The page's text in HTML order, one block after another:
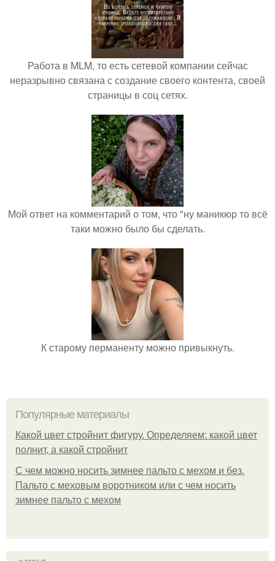
Работа в MLM, то есть сетевой компании сейчас
неразрывно связана с создание своего контента, своей
страницы в соц сетях.
Мой ответ на комментарий о том, что "ну маникюр то всё
таки можно было бы сделать.
К старому перманенту можно привыкнуть.
Популярные материалы
Какой цвет стройнит фигуру. Определяем: какой цвет
полнит, а какой стройнит
C чем можно носить зимнее пальто с мехом и без.
Пальто с меховым воротником или с чем носить
зимнее пальто с мехом